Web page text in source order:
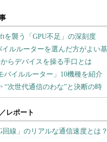
レポート
線」のリアルな通信速度とは？